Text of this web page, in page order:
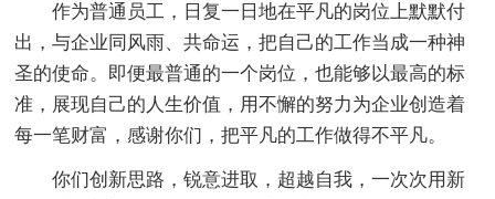
作为普通员工，日复一日地在平凡的岗位上默默付
出，与企业同风雨、共命运，把自己的工作当成一种神
圣的使命。即便最普通的一个岗位，也能够以最高的标
准，展现自己的人生价值，用不懈的努力为企业创造着
每一笔财富，感谢你们，把平凡的工作做得不平凡。
你们创新思路，锐意进取，超越自我，一次次用新